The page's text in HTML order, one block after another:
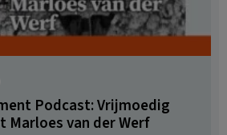
Podcast: Vrijmoedig
Marloes van der Werf